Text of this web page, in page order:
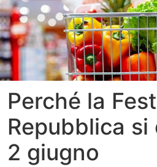
Perché la
Repubblica si
2 giugno